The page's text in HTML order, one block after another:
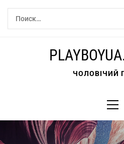
Перейти
Найти:
ЧОЛОВІЧИЙ